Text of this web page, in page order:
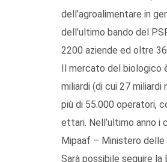
dell’agroalimentare in
dell’ultimo bando del
2200 aziende ed oltre
Il mercato del biologico
miliardi (di cui 27
più di 55.000 operatori,
ettari. Nell’ultimo anno i
Mipaaf – Ministero
Sarà possibile seguire